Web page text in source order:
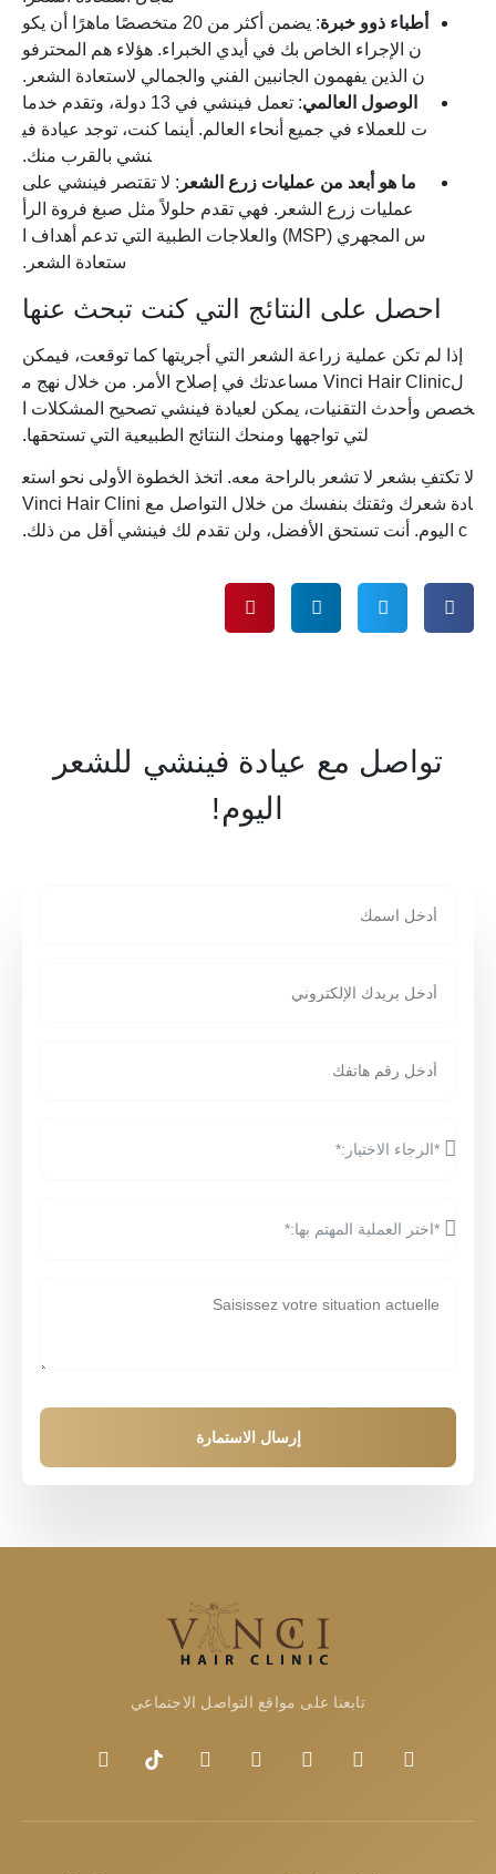
أطباء ذوو خبرة
: يضمن أكثر من 20 متخصصًا ماهرًا أن يكو
ن الإجراء الخاص بك في أيدي الخبراء. هؤلاء هم المحترفو
ن الذين يفهمون الجانبين الفني والجمالي لاستعادة الشعر.
الوصول العالمي
: تعمل فينشي في 13 دولة، وتقدم خدما
ت للعملاء في جميع أنحاء العالم. أينما كنت، توجد عيادة في
نشي بالقرب منك.
ما هو أبعد من عمليات زرع الشعر : لا تقتصر فينشي على
عمليات زرع الشعر. فهي تقدم حلولاً مثل صبغ فروة الرأ
س المجهري (MSP) والعلاجات الطبية التي تدعم أهداف ا
ستعادة الشعر.
احصل على النتائج التي كنت تبحث عنها
إذا لم تكن عملية زراعة الشعر التي أجريتها كما توقعت، فيمكن
لVinci Hair Clinic مساعدتك في إصلاح الأمر. من خلال نهج م
خصص وأحدث التقنيات، يمكن لعيادة فينشي تصحيح المشكلات ا
لتي تواجهها ومنحك النتائج الطبيعية التي تستحقها.
لا تكتفِ بشعر لا تشعر بالراحة معه. اتخذ الخطوة الأولى نحو استع
ادة شعرك وثقتك بنفسك من خلال التواصل مع Vinci Hair Clini
c اليوم. أنت تستحق الأفضل، ولن تقدم لك فينشي أقل من ذلك.
تواصل مع عيادة فينشي للشعر
اليوم!
إرسال الاستمارة
تابعنا على مواقع التواصل الاجتماعي